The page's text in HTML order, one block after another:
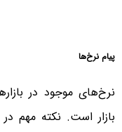
پیام نرخ‌ها
نرخ‌های موجود در
بازار است. نکته مهم در